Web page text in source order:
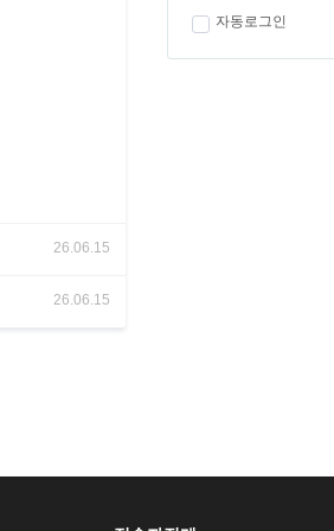
26.06.15
26.06.15
자동로그인